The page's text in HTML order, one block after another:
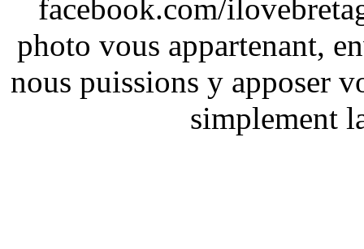
facebook.com/
photo vous appartenant,
nous puissions y apposer
simplement